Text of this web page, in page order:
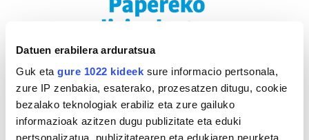
Datuen erabilera arduratsua
Guk eta gure 1022 kideek sure informacio pertsonala,
zure IP zenbakia, esaterako, prozesatzen ditugu, cookie
bezalako teknologiak erabiliz eta zure gailuko
informazioak azitzen dugu publizitate eta eduki
pertsonalizatua, publizitatearen eta edukiaren neurketa,